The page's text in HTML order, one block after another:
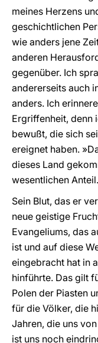
meines Herzens
geschichtlichen
wie anders jene
anderen
gegenüber. Ich
andererseits auch
anders. Ich
Ergriffenheit, denn
bewußt, die sich
ereignet haben.
dieses Land
wesentlichen Anteil.
Sein Blut, das er
neue geistige
Evangeliums, das
ist und auf diese
eingebracht hat in
hinführte. Das gilt
Polen der Piasten
für die Völker, die
Jahren, die uns
ist uns noch